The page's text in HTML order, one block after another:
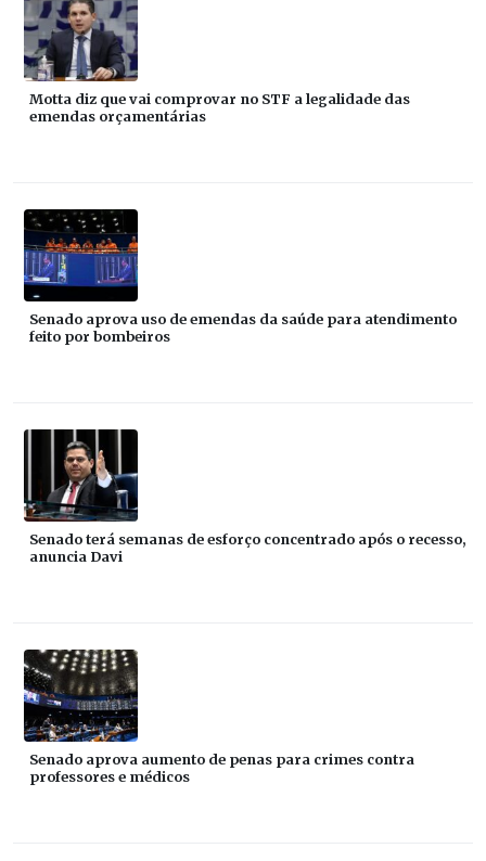
Motta diz que vai comprovar no STF a legalidade das
emendas orçamentárias
Senado aprova uso de emendas da saúde para atendimento
feito por bombeiros
Senado terá semanas de esforço concentrado após o recesso,
anuncia Davi
Senado aprova aumento de penas para crimes contra
professores e médicos